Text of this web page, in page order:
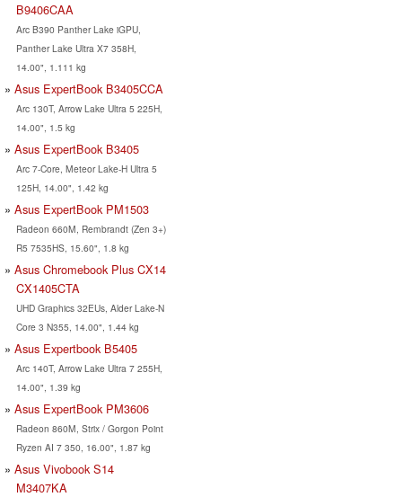
B9406CAA
Arc B390 Panther Lake iGPU,
Panther Lake Ultra X7 358H,
14.00", 1.111 kg
Asus ExpertBook B3405CCA
Arc 130T, Arrow Lake Ultra 5 225H,
14.00", 1.5 kg
Asus ExpertBook B3405
Arc 7-Core, Meteor Lake-H Ultra 5
125H, 14.00", 1.42 kg
Asus ExpertBook PM1503
Radeon 660M, Rembrandt (Zen 3+)
R5 7535HS, 15.60", 1.8 kg
Asus Chromebook Plus CX14
CX1405CTA
UHD Graphics 32EUs, Alder Lake-N
Core 3 N355, 14.00", 1.44 kg
Asus Expertbook B5405
Arc 140T, Arrow Lake Ultra 7 255H,
14.00", 1.39 kg
Asus ExpertBook PM3606
Radeon 860M, Strix / Gorgon Point
Ryzen AI 7 350, 16.00", 1.87 kg
Asus Vivobook S14
M3407KA